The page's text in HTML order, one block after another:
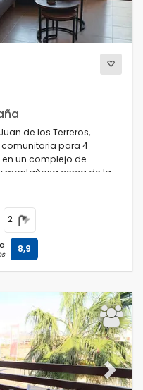
de los Terreros,
para 4
un complejo de
montañosa cerca de la
y supermercados y
2
8,9
Next